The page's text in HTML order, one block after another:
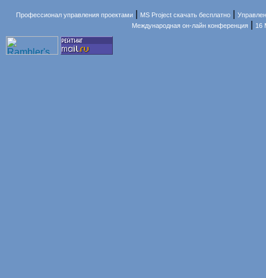
Профессионал управления проектами MS Project скачать бесплатно |
Международная он-лайн конференция
16